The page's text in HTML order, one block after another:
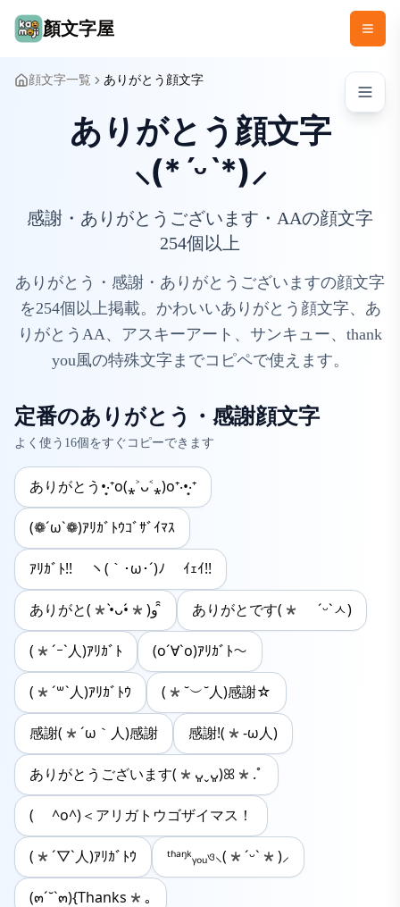
顏文字屋
顔文字一覧 ありがとう顔文字
ありがとう顔文字
⸜(*ˊᵕˋ*)⸝‬
感謝・ありがとうございます・AAの顔文字
254個以上
ありがとう・感謝・ありがとうございますの顔文字
を254個以上掲載。かわいいありがとう顔文字、あ
りがとうAA、アスキーアート、サンキュー、thank
you風の特殊文字までコピペで使えます。
定番のありがとう・感謝顔文字
よく使う 16個をすぐコピーできます
ありがとう•͙‧⁺o(⁎˃ᴗ˂⁎)o⁺‧•͙‧⁺
(❁´ω`❁)ｱﾘｶﾞﾄｳｺﾞｻﾞｲﾏｽ
ｱﾘｶﾞﾄ!! ヽ(｀･ω･´)ﾉ ｲｪｲ!!
ありがと(*•̀ᴗ•́*)و ̑̑ ありがとです(* ˊᵕˋㅅ)
(*´ｰ`人)ｱﾘｶﾞﾄ (o´∀`o)ｱﾘｶﾞﾄ～
(*´꒳`人)ｱﾘｶﾞﾄｳ (*˘︶˘人)感謝☆
感謝(*´ω｀人)感謝 感謝!(*-ω人)
ありがとうございます(*ᴗ͈ˬᴗ͈)ꕤ*.ﾟ
( ^o^)＜アリガトウゴザイマス！
(*´▽`人)ｱﾘｶﾞﾄｳ ᵗʱᵃᵑᵏᵧₒᵤও⸜(*ˊᵕˋ*)⸝
(๓´˘`๓){Thanks*｡